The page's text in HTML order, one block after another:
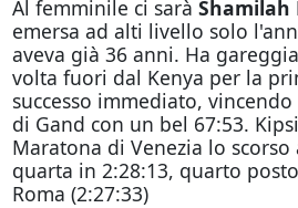
Al femminile ci sarà Shamilah
emersa ad alti livello solo
aveva già 36 anni. Ha
volta fuori dal Kenya per la
successo immediato,
di Gand con un bel 67:53.
Maratona di Venezia lo
quarta in 2:28:13, quarto
Roma (2:27:33)